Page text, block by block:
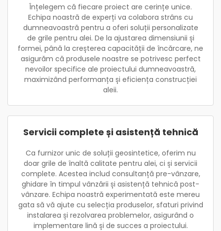
Înțelegem că fiecare proiect are cerințe unice.
Echipa noastră de experți va colabora strâns cu
dumneavoastră pentru a oferi soluții personalizate
de grile pentru alei. De la ajustarea dimensiunii și
formei, până la creșterea capacității de încărcare, ne
asigurăm că produsele noastre se potrivesc perfect
nevoilor specifice ale proiectului dumneavoastră,
maximizând performanța și eficiența construcției
aleii.
Servicii complete și asistență tehnică
Ca furnizor unic de soluții geosintetice, oferim nu
doar grile de înaltă calitate pentru alei, ci și servicii
complete. Acestea includ consultanță pre-vânzare,
ghidare în timpul vânzării și asistență tehnică post-
vânzare. Echipa noastră experimentată este mereu
gata să vă ajute cu selecția produselor, sfaturi privind
instalarea și rezolvarea problemelor, asigurând o
implementare lină și de succes a proiectului.